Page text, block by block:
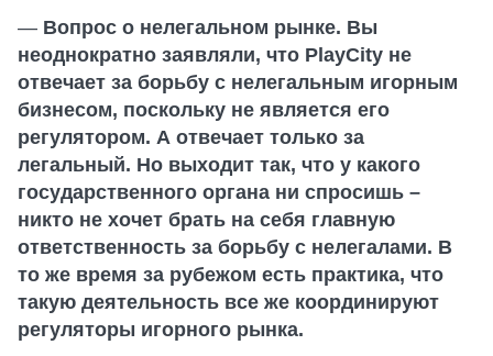
— Вопрос о нелегальном рынке. Вы
неоднократно заявляли, что PlayCity не
отвечает за борьбу с нелегальным игорным
бизнесом, поскольку не является его
регулятором. А отвечает только за
легальный. Но выходит так, что у какого
государственного органа ни спросишь –
никто не хочет брать на себя главную
ответственность за борьбу с нелегалами. В
то же время за рубежом есть практика, что
такую деятельность все же координируют
регуляторы игорного рынка.